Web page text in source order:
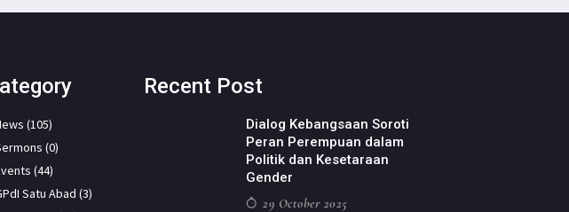
(105)
(0)
(44)
Satu Abad (3)
Recent Post
Dialog Kebangsaan Soroti
Peran Perempuan dalam
Politik dan Kesetaraan
Gender
29 October 2025